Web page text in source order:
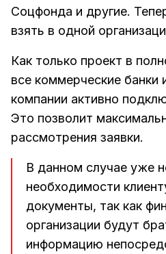
Соцфонда и другие.
взять в одной
Как только проект в
все коммерческие банки
компании активно
Это позволит
рассмотрения заявки.
В данном случае уже
необходимости
документы, так как
организации будут
информацию